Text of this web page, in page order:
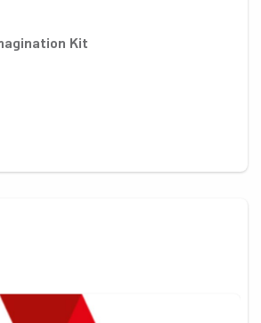
Kit